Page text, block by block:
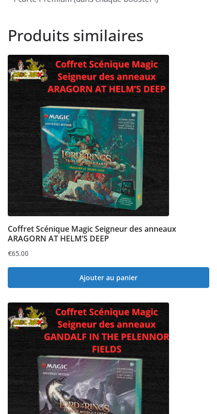
Produits similaires
Coffret Scénique Magic Seigneur des anneaux
ARAGORN AT HELM’S DEEP
€65.00
Ajouter au panier